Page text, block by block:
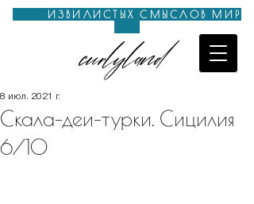
curlyland
ИЗВИЛИСТЫХ СМЫСЛОВ МИР
Скала-деи-турки. Сицилия
6/10
8 июл. 2021 г.